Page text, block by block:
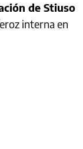
de Stiuso
interna en